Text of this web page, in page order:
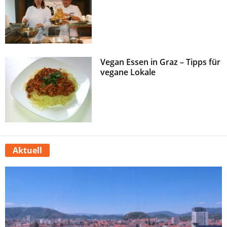
Vegan Essen in Graz – Tipps für
vegane Lokale
Aktuell